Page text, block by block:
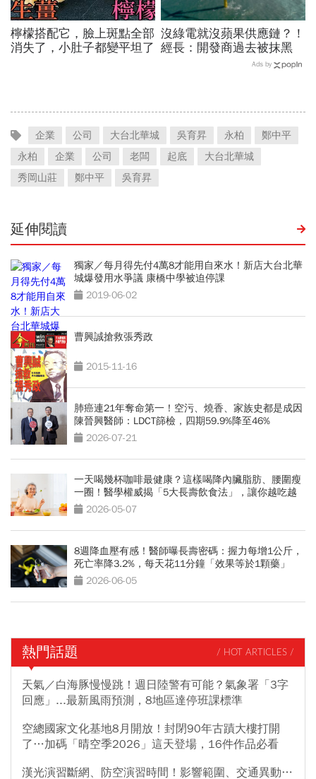
檸檬搭配它，臉上斑點全部
消失了，小肚子都變平坦了
沒綠電就沒蘋果供應鏈？！
經長：開發商過去被抹黑
Ads by
企業 公司 大台北華城 吳育昇 永柏
鄭中平
永柏
企業 公司 老闆 起底
大台北華城
秀岡山莊
鄭中平 吳育昇
延伸閱讀
獨家／每月得先付4萬8才能用自來水！新店大台北華
城爆發用水爭議 康橋中學被迫停課
2019-06-02
曹興誠搶救張秀政
2015-11-16
肺癌連21年奪命第一！空污、燒香、家族史都是成因
陳晉興醫師：LDCT篩檢，四期59.9%降至46%
2026-07-21
一天喝幾杯咖啡最健康？這樣喝降內臟脂肪、腰圍瘦
一圈！醫學權威揭「5大長壽飲食法」，讓你越吃越
年輕2026-05-07
8週降血壓有感！醫師曝長壽密碼：握力每增1公斤，
死亡率降3.2%，每天花11分鐘「效果等於1顆藥」
2026-06-05
熱門話題 / HOT ARTICLES /
天氣／白海豚慢慢跳！週日陸警有可能？氣象署「3字
回應」...最新風雨預測，8地區達停班課標準
空總國家文化基地8月開放！封閉90年古蹟大樓打開
了…加碼「晴空季2026」這天登場，16件作品必看
漢光演習斷網、防空演習時間！影響範圍、交通異動…